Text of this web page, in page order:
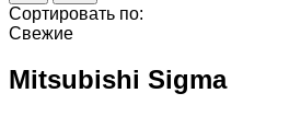
Сортировать по:
Свежие
Mitsubishi Sigma